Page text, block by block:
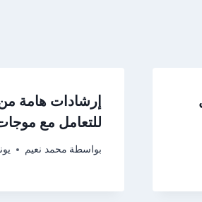
إرشادات هامة
للتعامل مع
بواسطة محمد نعيم يونيو